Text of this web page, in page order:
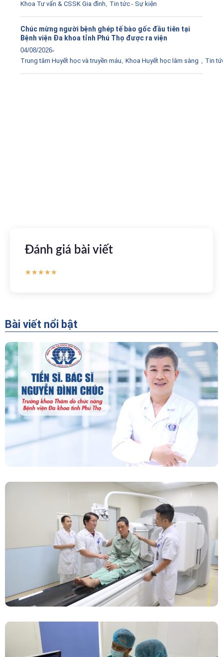
Khoa Tư vấn & CSSK Gia đình, Tin tức - Sự kiện
Chúc mừng người bệnh ghép tế bào gốc đầu tiên tại
Bệnh viện Đa khoa tỉnh Phú Thọ được ra viện
04/08/2026
Trung tâm Huyết học và truyền máu, Khoa Huyết học lâm sàng , Tin
Đánh giá bài viết
★★★★★
Bài viết nổi bật
“Người Dẫn Đường” Của Khoa Thăm Dò Chức
Năng – Bệnh Viện Đa Khoa Tỉnh Phú Thọ
Chính Thức Vận Hành Máy Xạ Hình Thế Hệ
Mới Spect/CT Trong Chẩn Đoán Và Điều Trị
Ung Thư Tại Bệnh Viện Đa Khoa Tỉnh Phú Thọ